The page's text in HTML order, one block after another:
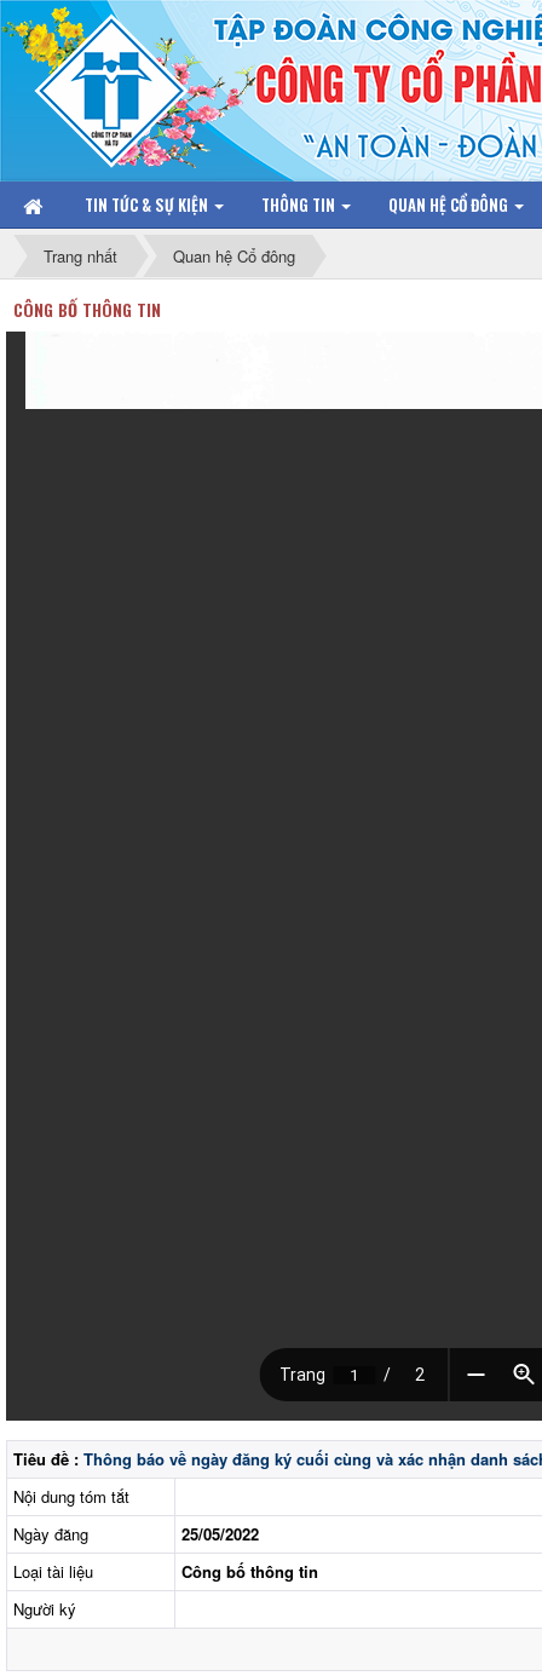
TIN TỨC & SỰ KIỆN THÔNG TIN QUAN HỆ CỔ ĐÔNG
Trang nhất Quan hệ Cổ đông
CÔNG BỐ THÔNG TIN
Tiêu đề : Thông báo về ngày đăng ký cuối cùng và xác nhận danh
Nội dung tóm tắt
Ngày đăng
25/05/2022
Loại tài liệu
Công bố thông tin
Người ký